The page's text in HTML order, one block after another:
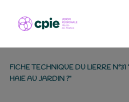
FICHE TECHNIQUE DU LIERRE
HAIE AU JARDIN ?"